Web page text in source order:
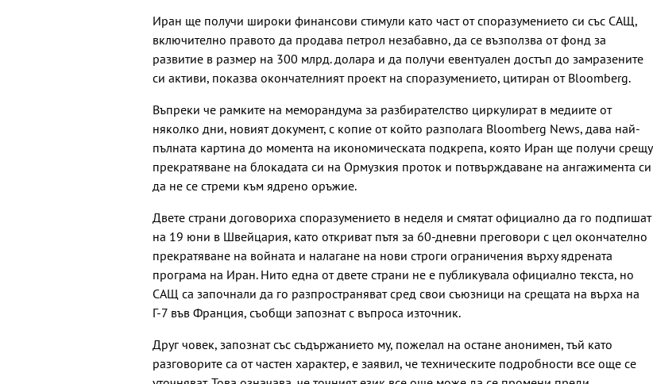
Иран ще получи широки финансови стимули като част от споразумението си със САЩ,
включително правото да продава петрол незабавно, да се възползва от фонд за
развитие в размер на 300 млрд. долара и да получи евентуален достъп до замразените
си активи, показва окончателният проект на споразумението, цитиран от Bloomberg.
Въпреки че рамките на меморандума за разбирателство циркулират в медиите от
няколко дни, новият документ, с копие от който разполага Bloomberg News, дава най-
пълната картина до момента на икономическата подкрепа, която Иран ще получи срещу
прекратяване на блокадата си на Ормузкия проток и потвърждаване на ангажимента си
да не се стреми към ядрено оръжие.
Двете страни договориха споразумението в неделя и смятат официално да го подпишат
на 19 юни в Швейцария, като откриват пътя за 60-дневни преговори с цел окончателно
прекратяване на войната и налагане на нови строги ограничения върху ядрената
програма на Иран. Нито една от двете страни не е публикувала официално текста, но
САЩ са започнали да го разпространяват сред свои съюзници на срещата на върха на
Г-7 във Франция, съобщи запознат с въпроса източник.
Друг човек, запознат със съдържанието му, пожелал на остане анонимен, тъй като
разговорите са от частен характер, е заявил, че техническите подробности все още се